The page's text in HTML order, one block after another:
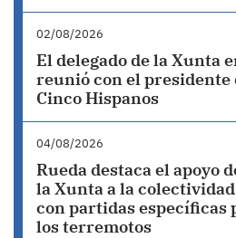
02/08/2026
El delegado de la Xunta
reunió con el presidente
Cinco Hispanos
04/08/2026
Rueda destaca el apoyo
la Xunta a la
con partidas específicas
los terremotos